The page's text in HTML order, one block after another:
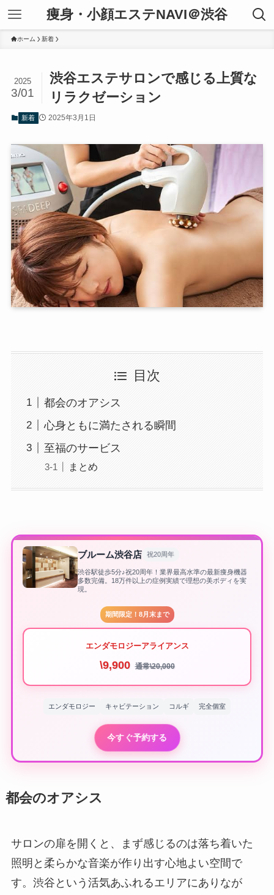
痩身・小顔エステNAVI＠渋谷
ホーム 新着
渋谷エステサロンで感じる上質な
リラクゼーション
2025
3/01
新着 2025年3月1日
目次
都会のオアシス
心身ともに満たされる瞬間
至福のサービス
まとめ
ブルーム渋谷店 祝20周年
渋谷駅徒歩5分♪祝20周年！業界最高水準の最新痩身機器
多数完備。18万件以上の症例実績で理想の美ボディを実
現。
期間限定！8月末まで
エンダモロジーアライアンス
\9,900 通常\20,000
エンダモロジー キャビテーション コルギ 完全個室
今すぐ予約する
都会のオアシス
サロンの扉を開くと、まず感じるのは落ち着いた
照明と柔らかな音楽が作り出す心地よい空間で
す。渋谷という活気あふれるエリアにありなが